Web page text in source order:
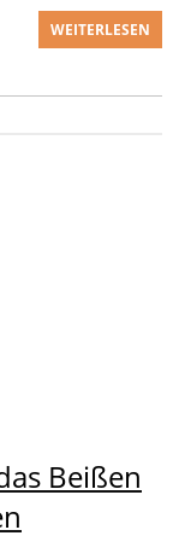
WEITERLESEN
Beißen